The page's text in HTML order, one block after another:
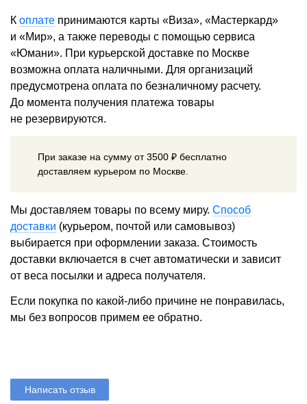
К оплате принимаются карты «Виза», «Мастеркард»
и «Мир», а также переводы с помощью сервиса
«Юмани». При курьерской доставке по Москве
возможна оплата наличными. Для организаций
предусмотрена оплата по безналичному расчету.
До момента получения платежа товары
не резервируются.
При заказе на сумму от 3500 ₽ бесплатно
доставляем курьером по Москве.
Мы доставляем товары по всему миру. Способ
доставки (курьером, почтой или самовывоз)
выбирается при оформлении заказа. Стоимость
доставки включается в счет автоматически и зависит
от веса посылки и адреса получателя.
Если покупка по какой-либо причине не понравилась,
мы без вопросов примем ее обратно.
Написать отзыв